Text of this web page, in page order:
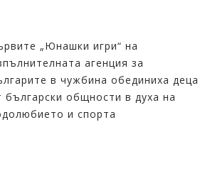
„Юнашки игри“ на
агенция за
в чужбина обединиха деца
български общности в духа на
и спорта